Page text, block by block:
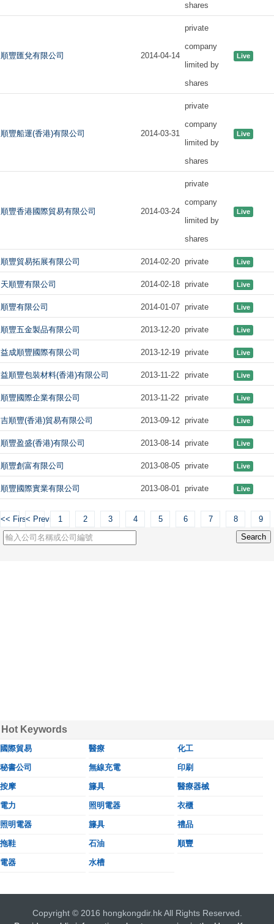
shares
順豐匯兌有限公司 2014-04-14
private
company
limited by
shares
Live
順豐船運(香港)有限公司 2014-03-31
private
company
limited by
shares
Live
順豐香港國際貿易有限公司 2014-03-24
private
company
limited by
shares
Live
順豐貿易拓展有限公司 2014-02-20 private Live
天順豐有限公司 2014-02-18 private Live
順豐有限公司 2014-01-07 private Live
順豐五金製品有限公司 2013-12-20 private Live
益成順豐國際有限公司 2013-12-19 private Live
益順豐包裝材料(香港)有限公司 2013-11-22 private Live
順豐國際企業有限公司 2013-11-22 private Live
吉順豐(香港)貿易有限公司 2013-09-12 private Live
順豐盈盛(香港)有限公司 2013-08-14 private Live
順豐創富有限公司 2013-08-05 private Live
順豐國際實業有限公司 2013-08-01 private Live
<< First< Previous1 2 3 4 5 6 7 8 9
Hot Keywords
國際貿易 醫療 化工
秘書公司 無線充電 印刷
按摩 籐具 醫療器械
電力 照明電器 衣櫃
照明電器 籐具 禮品
拖鞋 石油 順豐
電器 水槽
Copyright © 2016 hongkongdir.hk All Rights Reserved.